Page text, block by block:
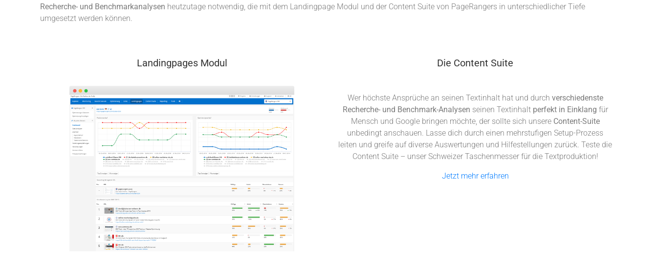
Recherche- und Benchmarkanalysen heutzutage notwendig, die mit dem Landingpage Modul und der Content Suite von PageRangers in unterschiedlicher Tiefe
umgesetzt werden können.
Landingpages Modul Die Content Suite
Wer höchste Ansprüche an seinen Textinhalt hat und durch verschiedenste
Recherche- und Benchmark-Analysen seinen Textinhalt perfekt in Einklang für
Mensch und Google bringen möchte, der sollte sich unsere Content-Suite
unbedingt anschauen. Lasse dich durch einen mehrstufigen Setup-Prozess
leiten und greife auf diverse Auswertungen und Hilfestellungen zurück. Teste die
Content Suite – unser Schweizer Taschenmesser für die Textproduktion!
Jetzt mehr erfahren